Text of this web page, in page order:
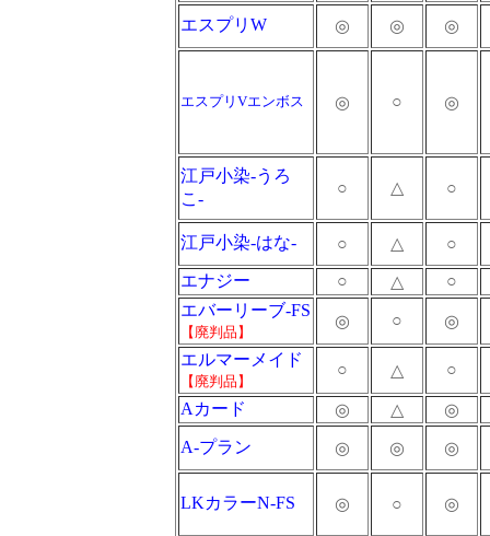
エスプリW ◎ ◎ ◎
エスプリVエンボス ◎ ○ ◎
江戸小染-うろ
こ-
○ △ ○
江戸小染-はな- ○ △
○
エナジー
○ △
○
エバーリーブ-FS
【廃判品】
◎ ○ ◎
エルマーメイド
【廃判品】
○ △ ○
Aカード ◎ △
◎
A-プラン
◎ ◎ ◎
LKカラーN-FS ◎ ○ ◎